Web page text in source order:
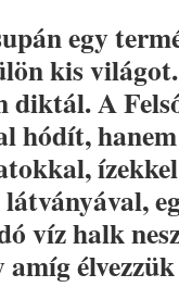
egy
kis
diktál. A
hódít,
víz halk
amíg